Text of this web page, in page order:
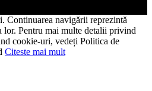
Continuarea navigării reprezintă
lor. Pentru mai multe detalii privind
cookie-uri, vedeți Politica de
Citeste mai mult